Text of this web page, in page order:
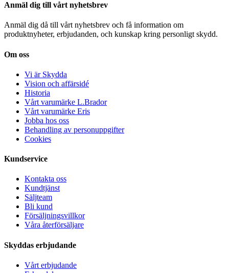
Anmäl dig till vårt nyhetsbrev
Anmäl dig då till vårt nyhetsbrev och få information om
produktnyheter, erbjudanden, och kunskap kring personligt skydd.
Om oss
Vi är Skydda
Vision och affärsidé
Historia
Vårt varumärke L.Brador
Vårt varumärke Eris
Jobba hos oss
Behandling av personuppgifter
Cookies
Kundservice
Kontakta oss
Kundtjänst
Säljteam
Bli kund
Försäljningsvillkor
Våra återförsäljare
Skyddas erbjudande
Vårt erbjudande